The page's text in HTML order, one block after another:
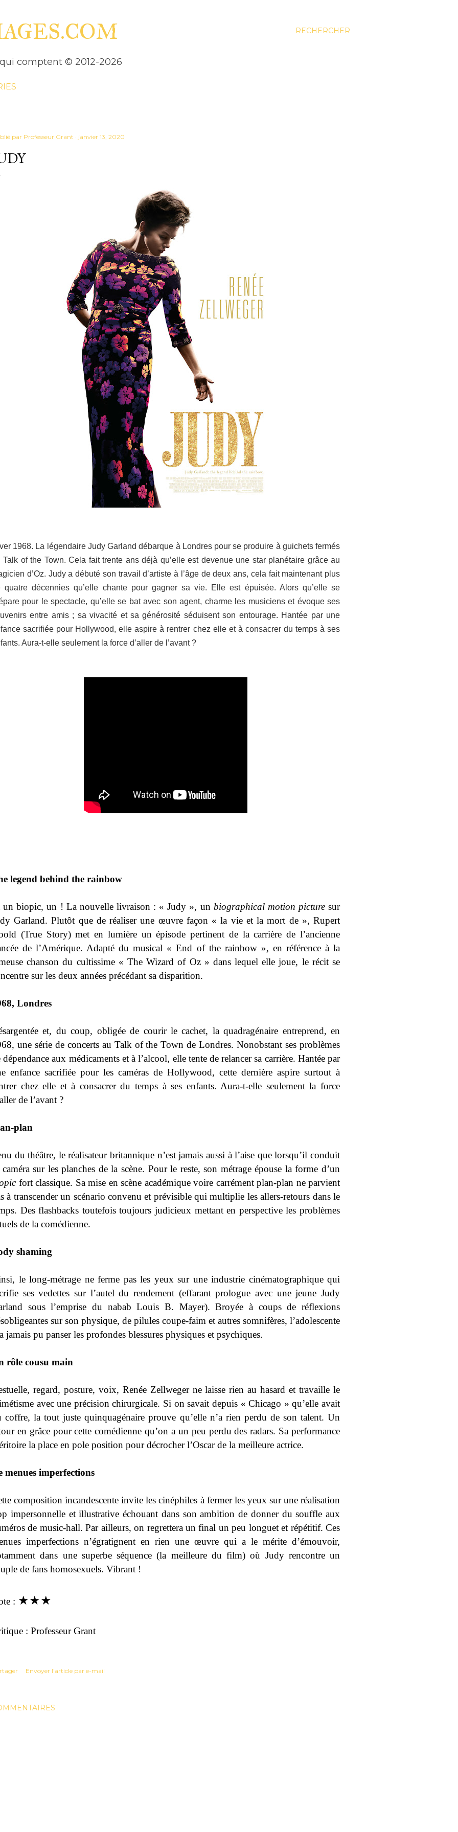
RECHERCHER
comptent © 2012-2026
par Professeur Grant janvier 13, 2020
1968. La légendaire Judy Garland débarque à Londres pour se produire à guichets fermés
Talk of the Town. Cela fait trente ans déjà qu’elle est devenue une star planétaire grâce au
d’Oz. Judy a débuté son travail d’artiste à l’âge de deux ans, cela fait maintenant plus
quatre décennies qu’elle chante pour gagner sa vie. Elle est épuisée. Alors qu’elle se
pour le spectacle, qu’elle se bat avec son agent, charme les musiciens et évoque ses
entre amis ; sa vivacité et sa générosité séduisent son entourage. Hantée par une
sacrifiée pour Hollywood, elle aspire à rentrer chez elle et à consacrer du temps à ses
Aura-t-elle seulement la force d’aller de l’avant ?
legend behind the rainbow
un biopic, un ! La nouvelle livraison : « Judy », un biographical motion picture sur
Garland. Plutôt que de réaliser une œuvre façon « la vie et la mort de », Rupert
(True Story) met en lumière un épisode pertinent de la carrière de l’ancienne
de l’Amérique. Adapté du musical « End of the rainbow », en référence à la
chanson du cultissime « The Wizard of Oz » dans lequel elle joue, le récit se
sur les deux années précédant sa disparition.
Londres
et, du coup, obligée de courir le cachet, la quadragénaire entreprend, en
une série de concerts au Talk of the Town de Londres. Nonobstant ses problèmes
dépendance aux médicaments et à l’alcool, elle tente de relancer sa carrière. Hantée par
enfance sacrifiée pour les caméras de Hollywood, cette dernière aspire surtout à
chez elle et à consacrer du temps à ses enfants. Aura-t-elle seulement la force
de l’avant ?
plan
du théâtre, le réalisateur britannique n’est jamais aussi à l’aise que lorsqu’il conduit
caméra sur les planches de la scène. Pour le reste, son métrage épouse la forme d’un
fort classique. Sa mise en scène académique voire carrément plan-plan ne parvient
à transcender un scénario convenu et prévisible qui multiplie les allers-retours dans le
Des flashbacks toutefois toujours judicieux mettant en perspective les problèmes
de la comédienne.
shaming
le long-métrage ne ferme pas les yeux sur une industrie cinématographique qui
ses vedettes sur l’autel du rendement (effarant prologue avec une jeune Judy
sous l’emprise du nabab Louis B. Mayer). Broyée à coups de réflexions
sur son physique, de pilules coupe-faim et autres somnifères, l’adolescente
jamais pu panser les profondes blessures physiques et psychiques.
rôle cousu main
regard, posture, voix, Renée Zellweger ne laisse rien au hasard et travaille le
avec une précision chirurgicale. Si on savait depuis « Chicago » qu’elle avait
coffre, la tout juste quinquagénaire prouve qu’elle n’a rien perdu de son talent. Un
en grâce pour cette comédienne qu’on a un peu perdu des radars. Sa performance
la place en pole position pour décrocher l’Oscar de la meilleure actrice.
menues imperfections
composition incandescente invite les cinéphiles à fermer les yeux sur une réalisation
impersonnelle et illustrative échouant dans son ambition de donner du souffle aux
de music-hall. Par ailleurs, on regrettera un final un peu longuet et répétitif. Ces
imperfections n’égratignent en rien une œuvre qui a le mérite d’émouvoir,
dans une superbe séquence (la meilleure du film) où Judy rencontre un
de fans homosexuels. Vibrant !
: ★★★
: Professeur Grant
Envoyer l'article par e-mail